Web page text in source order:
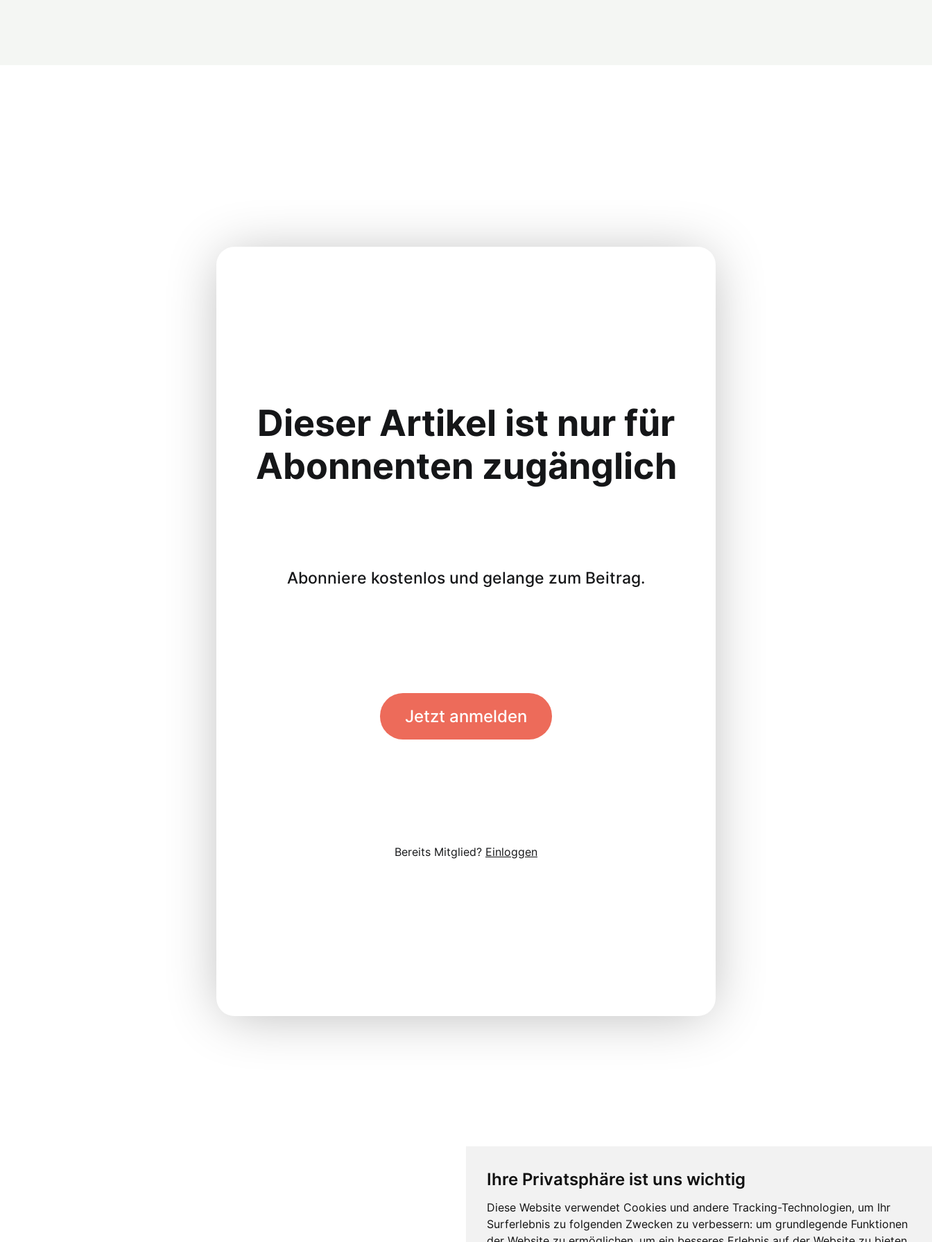
Ihre Privatsphäre ist uns wichtig
Diese Website verwendet Cookies und andere Tracking-Technologien, um Ihr
Surferlebnis zu folgenden Zwecken zu verbessern: um grundlegende Funktionen
Dieser Artikel ist nur für
Abonnenten zugänglich
Abonniere kostenlos und gelange zum Beitrag.
Jetzt anmelden
Bereits Mitglied? Einloggen